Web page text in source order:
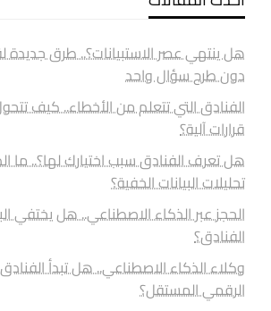
هل ينتهي عصر الاستبيانات؟.. طرق جديدة
دون طرح سؤال واحد
الفنادق التي تتعلم من الأخطاء.. كيف
قرارات آلية؟
هل تعرف الفنادق سبب اختيارك لها؟.. ما
تحليلات البيانات الخفية؟
الحجز عبر الذكاء الاصطناعي.. هل يختفي
الفنادق؟
وكلاء الذكاء الاصطناعي.. هل تبدأ
الرقمي المستقل؟